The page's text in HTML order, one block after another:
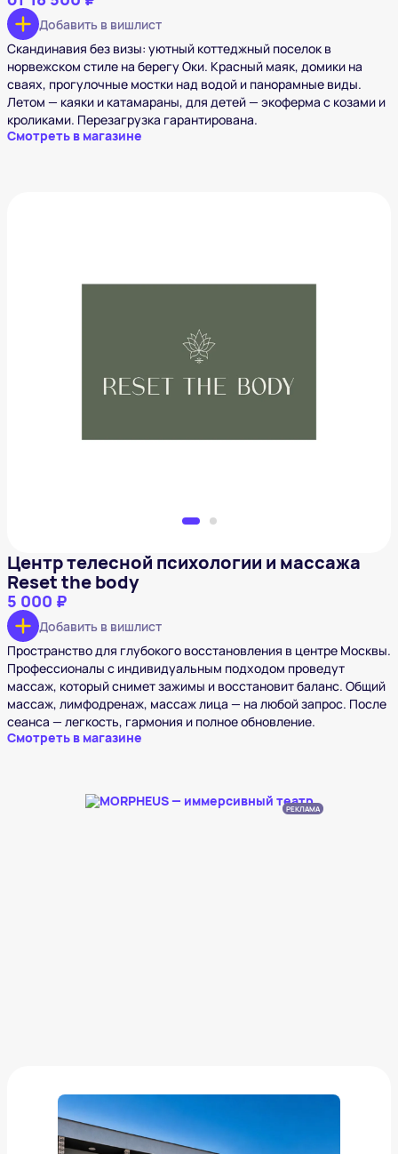
Добавить в вишлист
Скандинавия без визы: уютный коттеджный поселок в
норвежском стиле на берегу Оки. Красный маяк, домики на
сваях, прогулочные мостки над водой и панорамные виды.
Летом — каяки и катамараны, для детей — экоферма с козами и
кроликами. Перезагрузка гарантирована.
Смотреть в магазине
Центр телесной психологии и массажа Reset the
body
5 000 ₽
Центр телесной психологии и массажа
Reset the body
5 000 ₽
Добавить в вишлист
Пространство для глубокого восстановления в центре Москвы.
Профессионалы с индивидуальным подходом проведут
массаж, который снимет зажимы и восстановит баланс. Общий
массаж, лимфодренаж, массаж лица — на любой запрос. После
сеанса — легкость, гармония и полное обновление.
Смотреть в магазине
РЕКЛАМА